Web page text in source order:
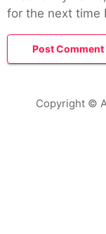
for the next time
Copyright ©